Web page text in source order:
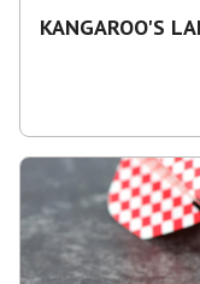
KANGAROO'S